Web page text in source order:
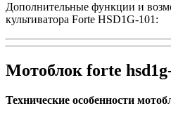
Дополнительные функции и
культиватора Forte HSD1G-101:
Мотоблок forte
Технические особенности